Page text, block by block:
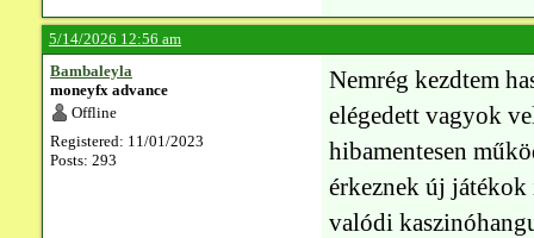
5/14/2026 12:56 am
Bambaleyla
moneyfx advance
Offline
Registered: 11/01/2023
Posts: 293
Nemrég kezdtem
elégedett vagyok
hibamentesen
érkeznek új játékok
valódi